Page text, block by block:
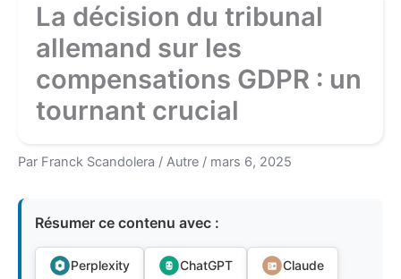
La décision du tribunal
allemand sur les
compensations GDPR : un
tournant crucial
Par Franck Scandolera / Autre / mars 6, 2025
Résumer ce contenu avec :
Perplexity ChatGPT Claude